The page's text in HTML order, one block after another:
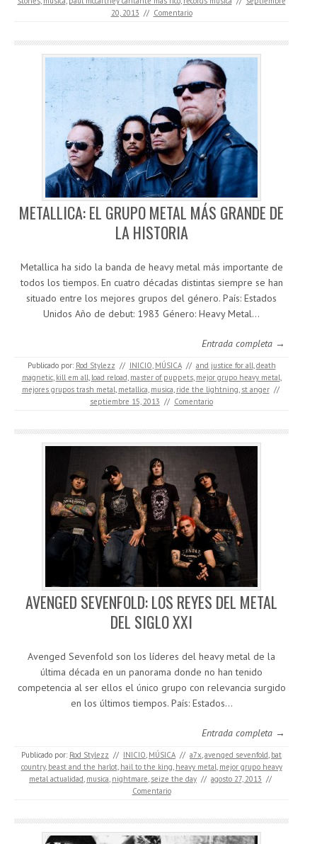
20, 2013 // Comentario
METALLICA: EL GRUPO METAL MÁS GRANDE DE
LA HISTORIA
Metallica ha sido la banda de heavy metal más importante de
todos los tiempos. En cuatro décadas distintas siempre se han
situado entre los mejores grupos del género. País: Estados
Unidos Año de debut: 1983 Género: Heavy Metal…
Entrada completa →
Publicado por: Rod Stylezz // INICIO, MÚSICA // and justice for all,death
magnetic, kill em all, load reload, master of puppets, mejor grupo heavy metal,
mejores grupos trash metal, metallica, musica, ride the lightning, st anger //
septiembre 15, 2013 // Comentario
AVENGED SEVENFOLD: LOS REYES DEL METAL
DEL SIGLO XXI
Avenged Sevenfold son los líderes del heavy metal de la
última década en un panorama donde no han tenido
competencia al ser ellos el único grupo con relevancia surgido
en los últimos tiempos. País: Estados…
Entrada completa →
Publicado por: Rod Stylezz // INICIO, MÚSICA // a7x,avenged sevenfold, bat
country, beast and the harlot, hail to the king, heavy metal, mejor grupo heavy
metal actualidad, musica, nightmare, seize the day // agosto 27, 2013 //
Comentario